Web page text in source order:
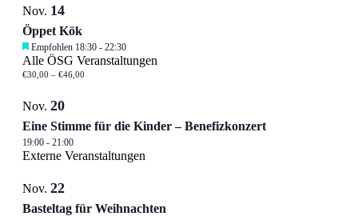
Nov. 14
Öppet Kök
Empfohlen 18:30 - 22:30
Alle ÖSG Veranstaltungen
€30,00 – €46,00
Nov. 20
Eine Stimme für die Kinder – Benefizkonzert
19:00 - 21:00
Externe Veranstaltungen
Nov. 22
Basteltag für Weihnachten